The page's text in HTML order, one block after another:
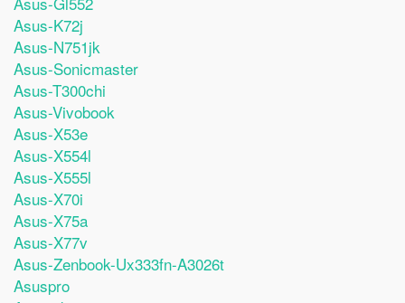
Asus-K72j
Asus-N751jk
Asus-Sonicmaster
Asus-T300chi
Asus-Vivobook
Asus-X53e
Asus-X554l
Asus-X555l
Asus-X70i
Asus-X75a
Asus-X77v
Asus-Zenbook-Ux333fn-A3026t
Asuspro